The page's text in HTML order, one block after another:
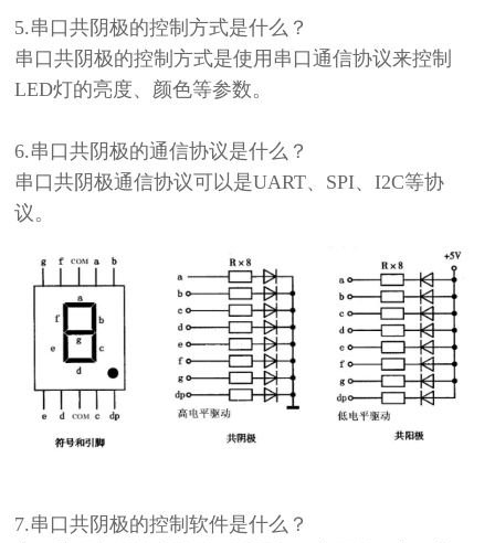
5.串口共阴极的控制方式是什么？
串口共阴极的控制方式是使用串口通信协议来控制
LED灯的亮度、颜色等参数。
6.串口共阴极的通信协议是什么？
串口共阴极通信协议可以是UART、SPI、I2C等协
议。
7.串口共阴极的控制软件是什么？